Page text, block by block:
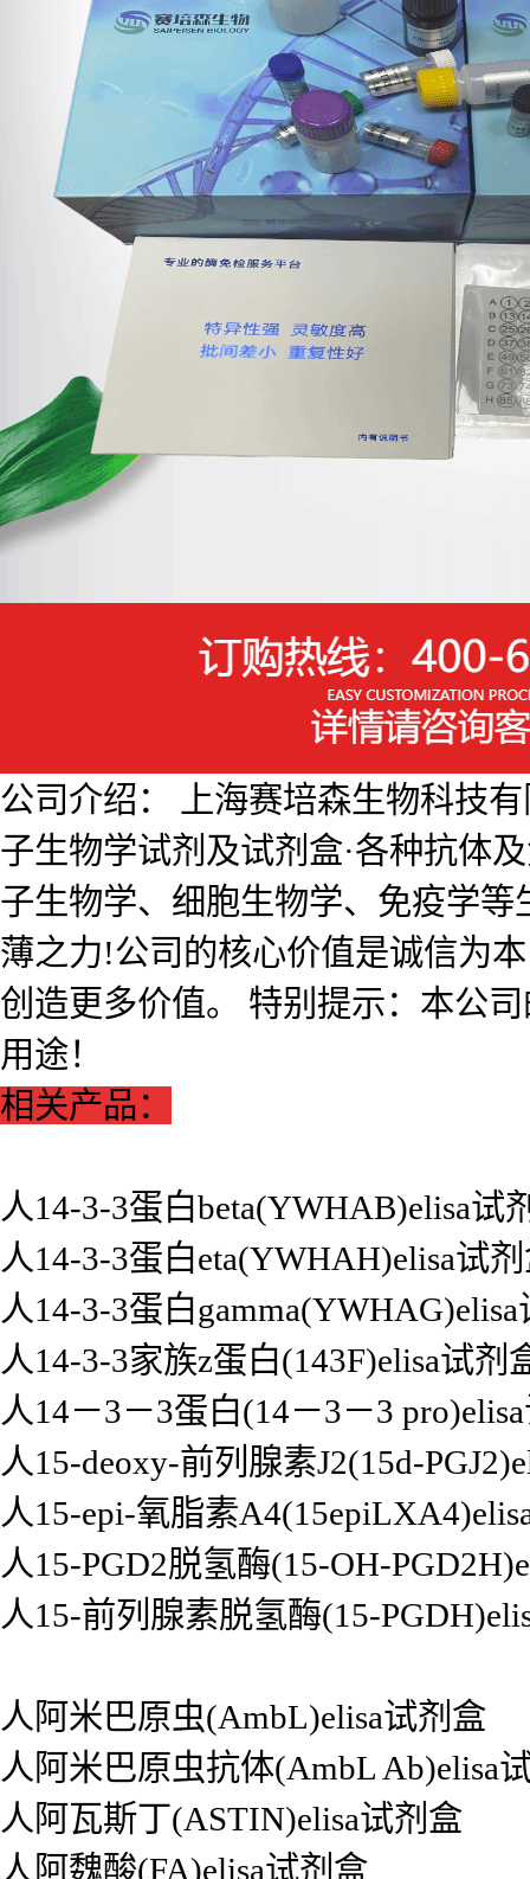
公司介绍： 上海赛培森生物科技有
子生物学试剂及试剂盒·各种抗体
子生物学、细胞生物学、免疫学
薄之力!公司的核心价值是诚信为
创造更多价值。 特别提示：本公
用途！
相关产品：
人14-3-3蛋白beta(YWHAB)elisa试
人14-3-3蛋白eta(YWHAH)elisa试
人14-3-3蛋白
人14-3-3家族z蛋白(143F)elisa试剂
人14－3－3蛋白(14－3－3
人15-deoxy-前列腺素J2(15d-
人15-epi-氧脂素
人15-PGD2脱氢酶(15-OH-
人15-前列腺素脱氢酶(15-
人阿米巴原虫(AmbL)elisa试剂盒
人阿米巴原虫抗体(AmbL Ab)elisa
人阿瓦斯丁(ASTIN)elisa试剂盒
人阿魏酸(FA)elisa试剂盒